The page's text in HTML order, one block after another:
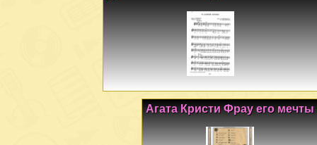
Агата Кристи Фрау его мечты